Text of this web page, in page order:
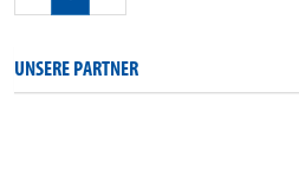
UNSERE PARTNER